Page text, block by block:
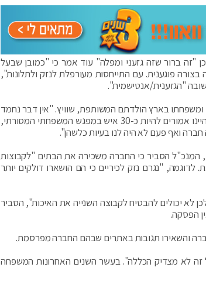
"זה ברור שזה גזעני ומפלה" עוד אמר כי "כמובן שבעל
פוגענית. עם התייחסות מעורפלת לנזק ולתלונות",
"הגזענית/אנטישמית".
בארץ הולדתם המשותפת, שוויץ. "אין דבר נחמד
יותר מחופשה בשוויץ" אמר הדוד "בדרך כלל מגיעים בני משפחה אחרים, אז היינו אמורים להיות כ-30 איש במפגש המשפחתי המסורתי,
המנכ"ל הסביר כי החברה משכירה את הבתים "לקבוצות
"נגרם נזק לכיריים כי הם הושארו דולקים יותר
לא יכולים להבטיח לקבוצה השנייה את האיכות", הסביר
הפסקה.
והשאירו תגובות באתרים שבהם החברה מפרסמת.
זה לא מצדיק הכללה". בעשר השנים האחרונות המשפחה